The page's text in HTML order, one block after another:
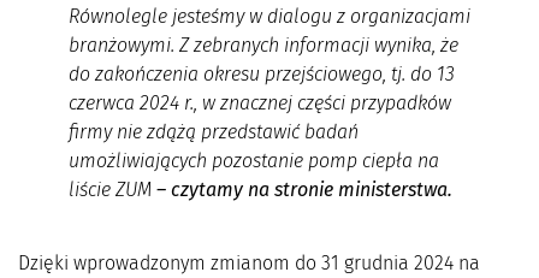
Równolegle jesteśmy w dialogu z organizacjami
branżowymi. Z zebranych informacji wynika, że
do zakończenia okresu przejściowego, tj. do 13
czerwca 2024 r., w znacznej części przypadków
firmy nie zdążą przedstawić badań
umożliwiających pozostanie pomp ciepła na
liście ZUM – czytamy na stronie ministerstwa.
Dzięki wprowadzonym zmianom do 31 grudnia 2024 na